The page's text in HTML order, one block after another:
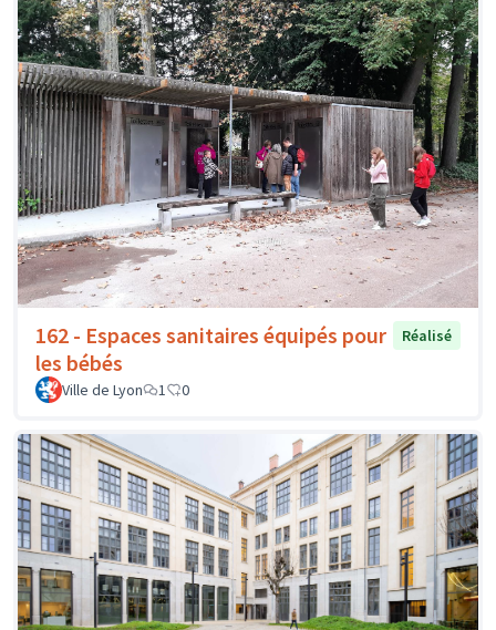
162 - Espaces sanitaires équipés pour
les bébés
Réalisé
Ville de Lyon 1 0